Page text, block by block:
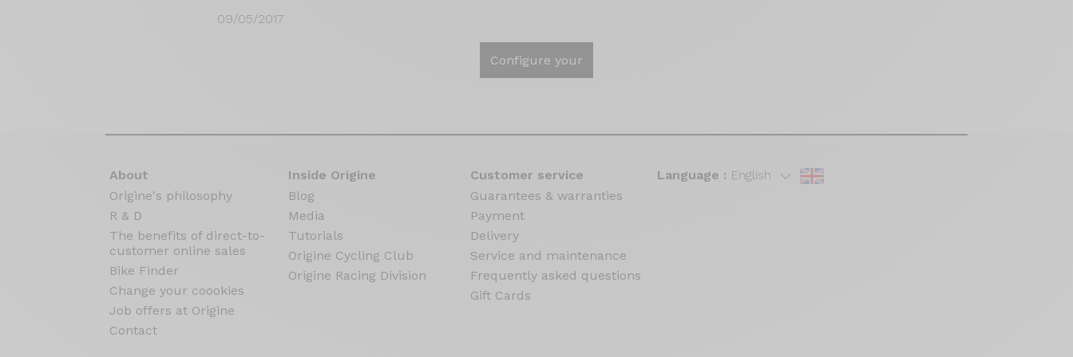
09/05/2017
Configure your
About
Origine's philosophy
R & D
The benefits of direct-to-
customer online sales
Bike Finder
Change your coookies
Job offers at Origine
Contact
Inside Origine
Blog
Media
Tutorials
Origine Cycling Club
Origine Racing Division
Customer service
Guarantees & warranties
Payment
Delivery
Service and maintenance
Frequently asked questions
Gift Cards
Language : English